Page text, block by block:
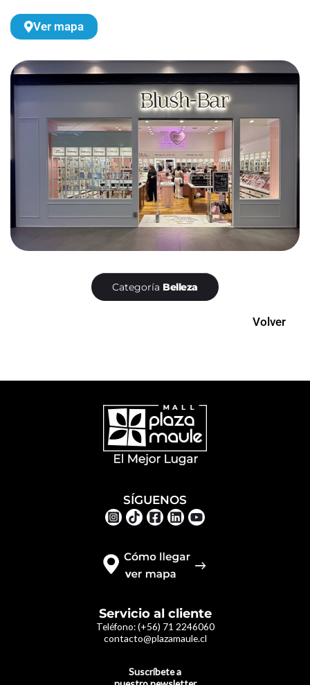
Ver mapa
Categoría Belleza
Volver
Servicio al cliente
Teléfono:(+56) 71 2246060
contacto@plazamaule.cl
SÍGUENOS
Suscríbete a